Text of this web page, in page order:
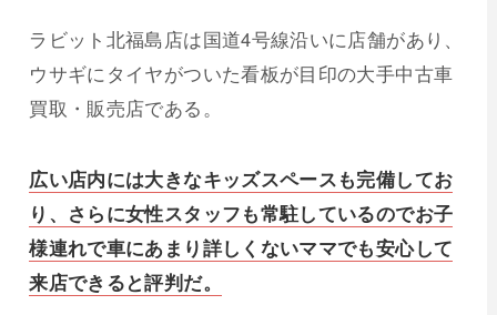
ラビット北福島店は国道4号線沿いに店舗があり、
ウサギにタイヤがついた看板が目印の大手中古車
買取・販売店である。
広い店内には大きなキッズスペースも完備してお
り、さらに女性スタッフも常駐しているのでお子
様連れで車にあまり詳しくないママでも安心して
来店できると評判だ。